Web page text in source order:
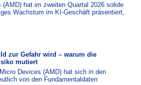
hat im zweiten Quartal 2026 solide
Wachstum im KI-​Geschäft präsentiert,
zur Gefahr wird – warum die
mutiert
Devices (AMD) hat sich in den
von den Fundamentaldaten